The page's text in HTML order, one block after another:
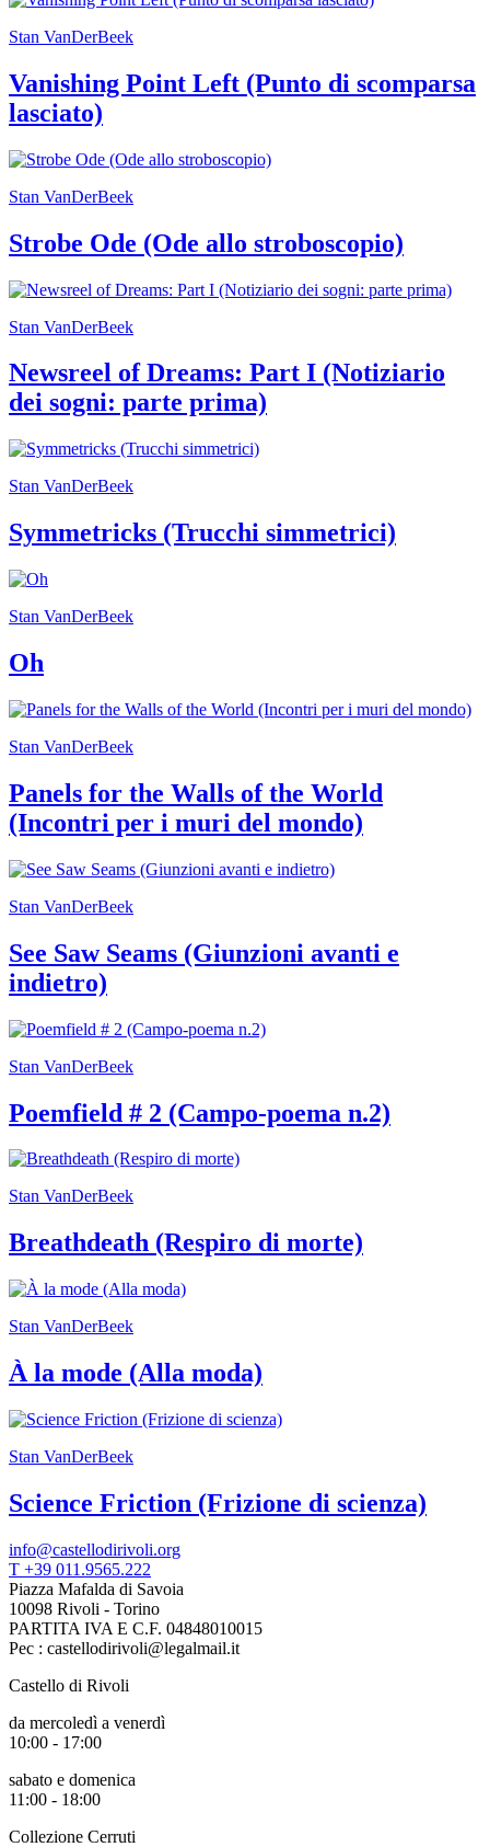
Stan VanDerBeek
Vanishing Point Left (Punto di scomparsa
lasciato)
Stan VanDerBeek
Strobe Ode (Ode allo stroboscopio)
Stan VanDerBeek
Newsreel of Dreams: Part I (Notiziario
dei sogni: parte prima)
Stan VanDerBeek
Symmetricks (Trucchi simmetrici)
Stan VanDerBeek
Oh
Stan VanDerBeek
Panels for the Walls of the World
(Incontri per i muri del mondo)
Stan VanDerBeek
See Saw Seams (Giunzioni avanti e
indietro)
Stan VanDerBeek
Poemfield # 2 (Campo-poema n.2)
Stan VanDerBeek
Breathdeath (Respiro di morte)
Stan VanDerBeek
À la mode (Alla moda)
Stan VanDerBeek
Science Friction (Frizione di scienza)
info@castellodirivoli.org
T +39 011.9565.222
Piazza Mafalda di Savoia
10098 Rivoli - Torino
PARTITA IVA E C.F. 04848010015
Pec : castellodirivoli@legalmail.it
Castello di Rivoli
da mercoledì a venerdì
10:00 - 17:00
sabato e domenica
11:00 - 18:00
Collezione Cerruti